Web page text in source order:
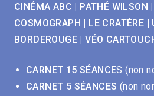
CINÉMA ABC | PATHÉ WILSON
COSMOGRAPH | LE CRATÈRE |
BORDEROUGE | VÉO
CARNET 15 SÉANCES (non
CARNET 5 SÉANCES (non